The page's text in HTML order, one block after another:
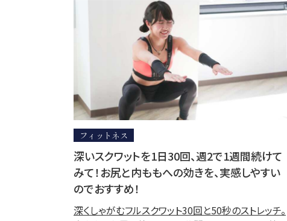
フィットネス
深いスクワットを1日30回、週2で1週間続けて
みて！お尻と内ももへの効きを、実感しやすい
のでおすすめ！
深くしゃがむフルスクワット30回と50秒のストレッチ。